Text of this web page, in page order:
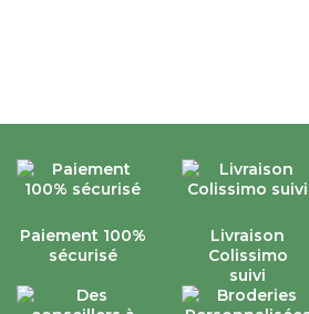
Paiement 100%
sécurisé
Livraison
Colissimo
suivi